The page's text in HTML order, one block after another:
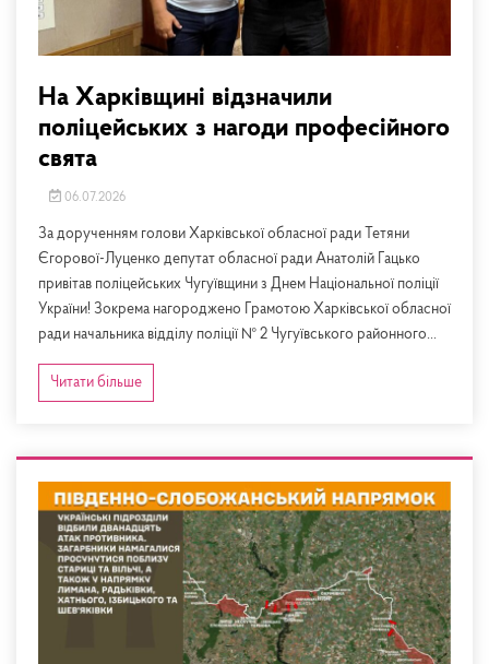
На Харківщині відзначили
поліцейських з нагоди професійного
свята
06.07.2026
За дорученням голови Харківської обласної ради Тетяни
Єгорової-Луценко депутат обласної ради Анатолій Гацько
привітав поліцейських Чугуївщини з Днем Національної поліції
України! Зокрема нагороджено Грамотою Харківської обласної
ради начальника відділу поліції № 2 Чугуївського районного...
Читати більше